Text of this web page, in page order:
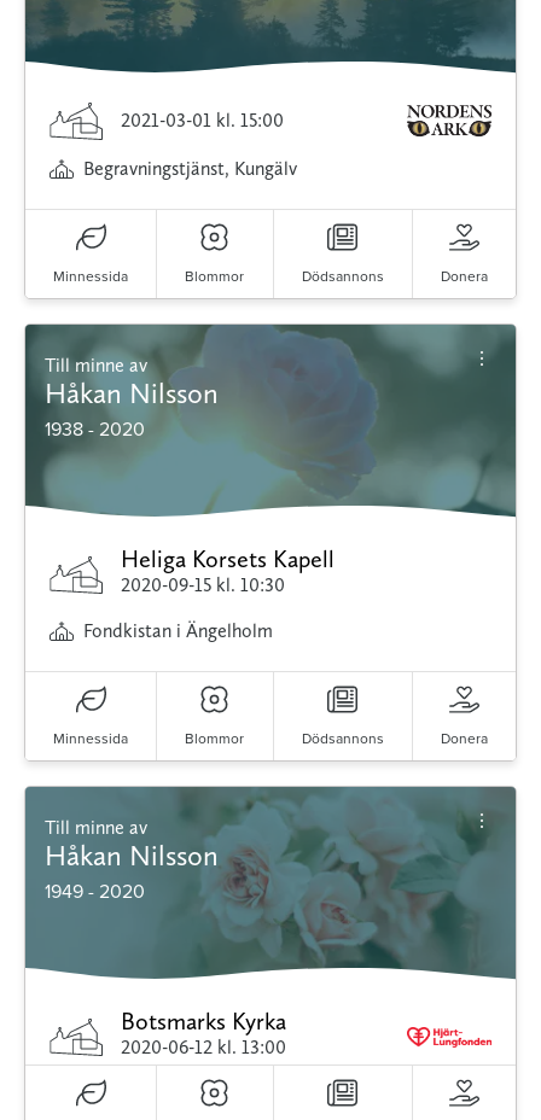
2021-03-01 kl. 15:00
Begravningstjänst, Kungälv
Minnessida Blommor Dödsannons Donera
Till minne av
Håkan Nilsson
1938 - 2020
Heliga Korsets Kapell
2020-09-15 kl. 10:30
Fondkistan i Ängelholm
Minnessida Blommor Dödsannons Donera
Till minne av
Håkan Nilsson
1949 - 2020
Botsmarks Kyrka
2020-06-12 kl. 13:00